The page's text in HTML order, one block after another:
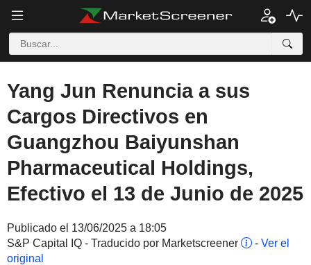
Yang Jun Renuncia a sus
Cargos Directivos en
Guangzhou Baiyunshan
Pharmaceutical Holdings,
Efectivo el 13 de Junio de 2025
Publicado el 13/06/2025 a 18:05
S&P Capital IQ - Traducido por Marketscreener
- Ver el
original